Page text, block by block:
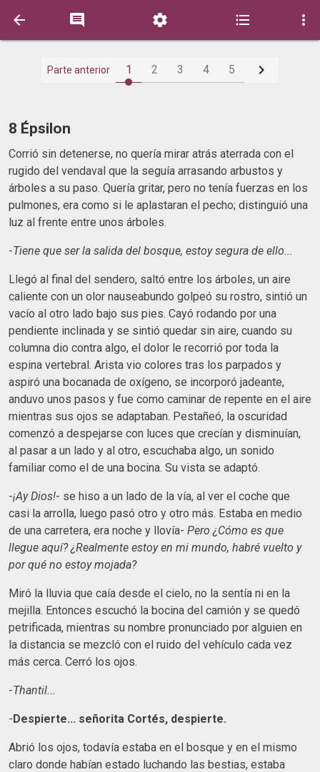
    
Parte anterior 1 2 3 4 5 
8 Épsilon
Corrió sin detenerse, no quería mirar atrás aterrada con el
rugido del vendaval que la seguía arrasando arbustos y
árboles a su paso. Quería gritar, pero no tenía fuerzas en los
pulmones, era como si le aplastaran el pecho; distinguió una
luz al frente entre unos árboles.
-Tiene que ser la salida del bosque, estoy segura de ello...
Llegó al final del sendero, saltó entre los árboles, un aire
caliente con un olor nauseabundo golpeó su rostro, sintió un
vacío al otro lado bajo sus pies. Cayó rodando por una
pendiente inclinada y se sintió quedar sin aire, cuando su
columna dio contra algo, el dolor le recorrió por toda la
espina vertebral. Arista vio colores tras los parpados y
aspiró una bocanada de oxígeno, se incorporó jadeante,
anduvo unos pasos y fue como caminar de repente en el aire
mientras sus ojos se adaptaban. Pestañeó, la oscuridad
comenzó a despejarse con luces que crecían y disminuían,
al pasar a un lado y al otro, escuchaba algo, un sonido
familiar como el de una bocina. Su vista se adaptó.
-¡Ay Dios!- se hiso a un lado de la vía, al ver el coche que
casi la arrolla, luego pasó otro y otro más. Estaba en medio
de una carretera, era noche y llovía- Pero ¿Cómo es que
llegue aquí? ¿Realmente estoy en mi mundo, habré vuelto y
por qué no estoy mojada?
Miró la lluvia que caía desde el cielo, no la sentía ni en la
mejilla. Entonces escuchó la bocina del camión y se quedó
petrificada, mientras su nombre pronunciado por alguien en
la distancia se mezcló con el ruido del vehículo cada vez
más cerca. Cerró los ojos.
-Thantil...
-Despierte... señorita Cortés, despierte.
Abrió los ojos, todavía estaba en el bosque y en el mismo
claro donde habían estado luchando las bestias, estaba